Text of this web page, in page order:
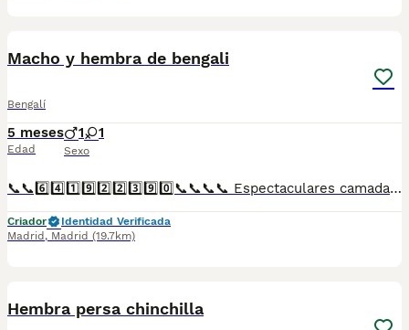
Macho y hembra de bengali
Bengalí
5 meses
Edad
1 1
Sexo
📞📞6️⃣4️⃣1️⃣9️⃣2️⃣2️⃣3️⃣9️⃣0️⃣📞📞📞📞 Espectaculares camadas de perritos de Bengalí nacionales descendientes de las mejores líneas de sangre. Disponibles tanto hembras como machos. Las camadas están bajo supervisión veterinaria desde su nacimiento hasta que son entregadas a su nueva familia. Criados por un equipo de profesionales y mejores personas que, con más de 20 años de experiencia , cuidan a los animales por vocación, aplicando una cría ética y responsable para que cada cachorro se desarrolle con la mejor salud y con un buen temperamento. Todos los cachorritos se entregan con unos dos meses y medio de edad y sus vacunas correspondientes, desparasitados interna y externamente, con certificado de salud, y garantía tanto por enfermedad vírica como congénito genética. Posibilidad de entregar en toda España mediante transporte propio preparado para animales y con chofer privado. Los precios pueden variar según las características y morfología de cada cachorro. Añádenos al whats app o llámanos, y encantados atenderemos todas tus dudas y consultas. Teléfono / Whats app: 641 92 23 90
Criador
Identidad Verificada
Madrid , Madrid (19.7km)
Hembra persa chinchilla